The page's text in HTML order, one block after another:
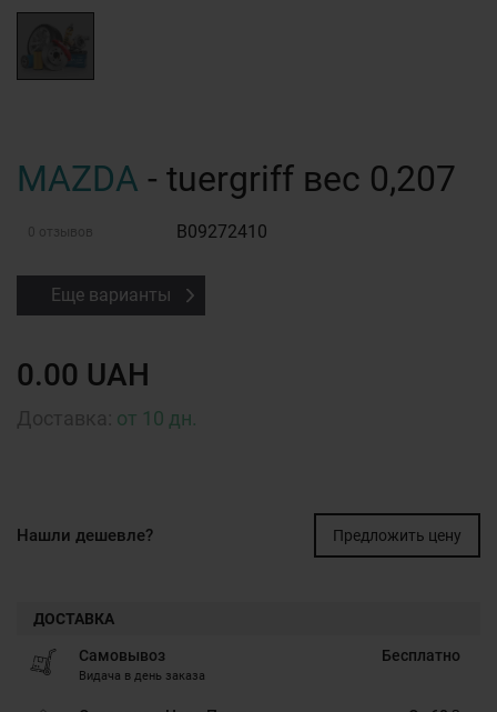
MAZDA - tuergriff вес 0,207
0 отзывов B09272410
Еще варианты
0.00 UAH
от 10 дн.
Нашли дешевле? Предложить цену
ДОСТАВКА
Самовывоз
Видача в день заказа
Бесплатно